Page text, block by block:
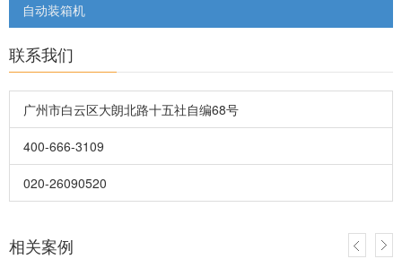
自动装箱机
联系我们
广州市白云区大朗北路十五社自编68号
400-666-3109
020-26090520
相关案例